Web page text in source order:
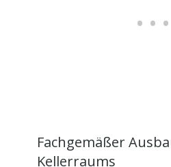
Fachgemäßer
Kellerraums